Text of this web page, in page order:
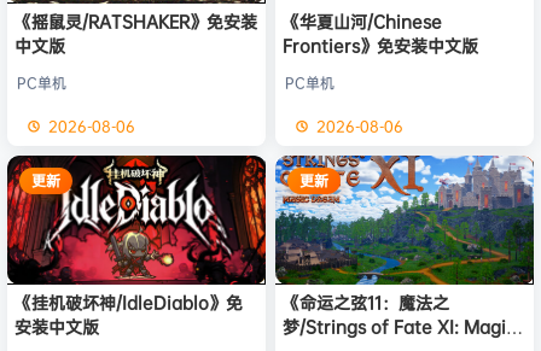
《摇鼠灵/RATSHAKER》免安装
中文版
PC单机
2026-08-06
《华夏山河/Chinese
Frontiers》免安装中文版
PC单机
2026-08-06
更新
《挂机破坏神/IdleDiablo》免
安装中文版
更新
《命运之弦11：魔法之
梦/Strings of Fate XI: Magic